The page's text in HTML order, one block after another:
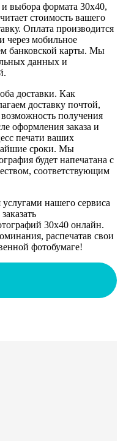
выбора формата 30х40,
стоимость вашего
Оплата производится
через мобильное
банковской карты. Мы
данных и
доставки. Как
доставку почтой,
получения
оформления заказа и
печати ваших
сроки. Мы
будет напечатана с
соответствующим
нашего сервиса
30х40 онлайн.
распечатав свои
фотобумаге!